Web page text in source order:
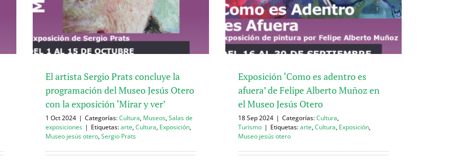
El artista Sergio Prats concluye la
programación del Museo Jesús Otero
con la exposición ‘Mirar y ver’
1 Oct 2024 | Categorías:Cultura, Museos,Salas de
exposiciones | Etiquetas:arte,Cultura, Exposición,
Museo jesús otero,Sergio Prats
Exposición ‘Como es adentro es
afuera’ de Felipe Alberto Muñoz en
el Museo Jesús Otero
18 Sep 2024 | Categorías:Cultura,
Turismo | Etiquetas:arte,Cultura, Exposición,
Museo jesús otero